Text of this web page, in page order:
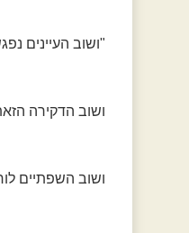
"ושוב העיינים
ושוב הדקירה
ושוב השפתיים